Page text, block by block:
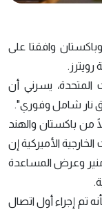
وافقتا على
المتحدة، يسرني أن
نار شامل وفوري".
من باكستان والهند
الأميركية إن
منير وعرض المساعدة
تم إجراء أول اتصال